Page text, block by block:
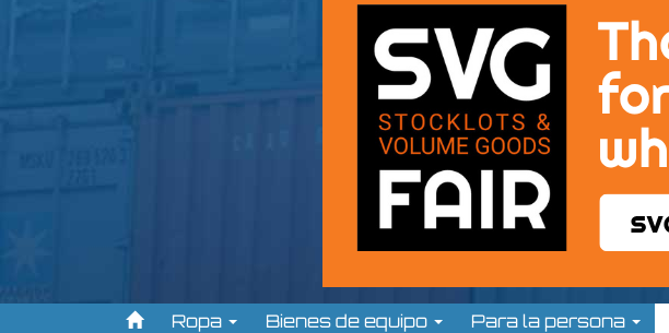
Ropa Bienes de equipo Para la persona